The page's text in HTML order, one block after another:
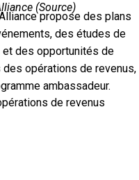
(Source)
propose des plans
des études de
des opportunités de
opérations de revenus,
ambassadeur.
de revenus